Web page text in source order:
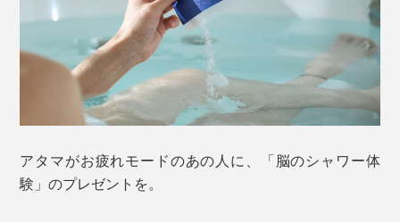
アタマがお疲れモードのあの人に、「脳のシャワー体
験」のプレゼントを。